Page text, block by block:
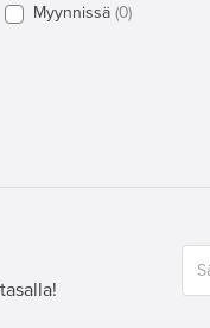
Myynnissä 0